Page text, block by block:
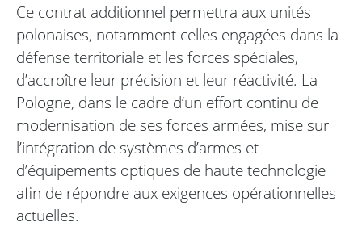
Ce contrat additionnel permettra aux unités
polonaises, notamment celles engagées dans la
défense territoriale et les forces spéciales,
d’accroître leur précision et leur réactivité. La
Pologne, dans le cadre d’un effort continu de
modernisation de ses forces armées, mise sur
l’intégration de systèmes d’armes et
d’équipements optiques de haute technologie
afin de répondre aux exigences opérationnelles
actuelles.